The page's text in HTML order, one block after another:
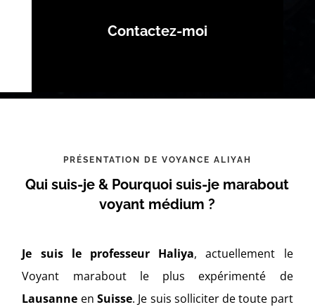
Contactez-moi
PRÉSENTATION DE VOYANCE ALIYAH
Qui suis-je & Pourquoi suis-je marabout
voyant médium ?
Je suis le professeur Haliya, actuellement le
Voyant marabout le plus expérimenté de
Lausanne en Suisse. Je suis solliciter de toute part